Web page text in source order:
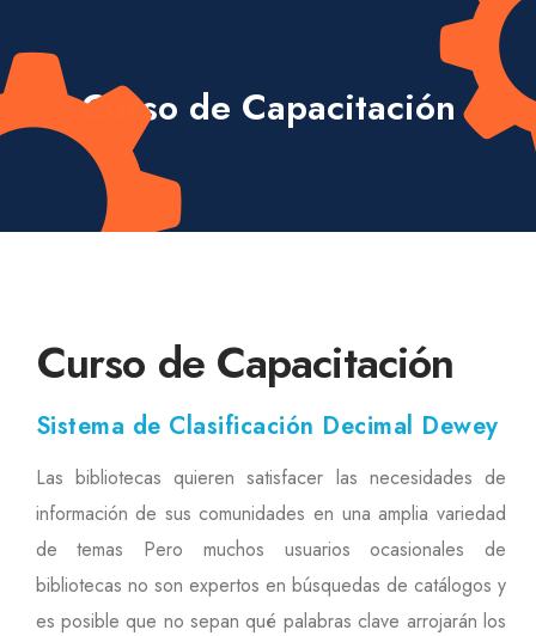
Curso de Capacitación
Curso de Capacitación
Sistema de Clasificación Decimal Dewey
Las bibliotecas quieren satisfacer las necesidades de
información de sus comunidades en una amplia variedad
de temas Pero muchos usuarios ocasionales de
bibliotecas no son expertos en búsquedas de catálogos y
es posible que no sepan qué palabras clave arrojarán los